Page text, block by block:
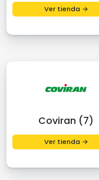
Ver tienda →
Coviran (7)
Ver tienda →